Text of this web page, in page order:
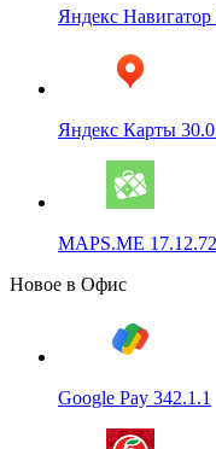
Яндекс Навигатор
Яндекс Карты
MAPS.ME
Новое в Офис
Google Pay 342.1.1